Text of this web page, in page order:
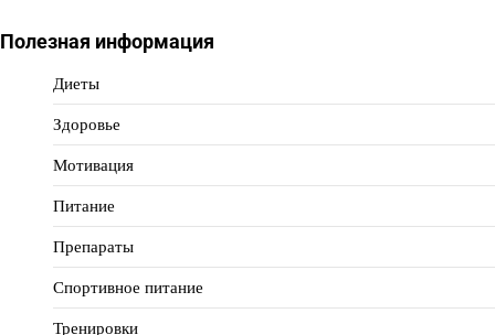
Полезная информация
Диеты
Здоровье
Мотивация
Питание
Препараты
Спортивное питание
Тренировки